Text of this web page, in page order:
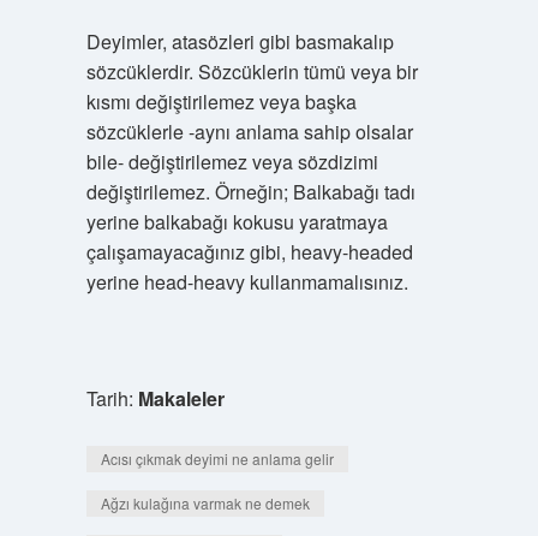
Deyimler, atasözleri gibi basmakalıp
sözcüklerdir. Sözcüklerin tümü veya bir
kısmı değiştirilemez veya başka
sözcüklerle -aynı anlama sahip olsalar
bile- değiştirilemez veya sözdizimi
değiştirilemez. Örneğin; Balkabağı tadı
yerine balkabağı kokusu yaratmaya
çalışamayacağınız gibi, heavy-headed
yerine head-heavy kullanmamalısınız.
Tarih: Makaleler
Acısı çıkmak deyimi ne anlama gelir
Ağzı kulağına varmak ne demek